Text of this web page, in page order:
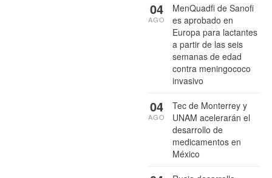
MenQuadfi de Sanofi
es aprobado en
Europa para lactantes
a partir de las seis
semanas de edad
contra meningococo
invasivo
04
AGO
Tec de Monterrey y
UNAM acelerarán el
desarrollo de
medicamentos en
México
04
AGO